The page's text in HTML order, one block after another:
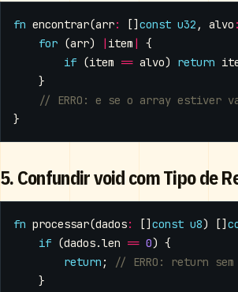
fn encontrar(arr: [] const u32 , alvo :
for (arr) | item |
{
if (item == alvo) return
}
}
5. Confundir void com Tipo de
fn processar(dados: [] const u8) []
if (dados.len == 0) {
return ;
}